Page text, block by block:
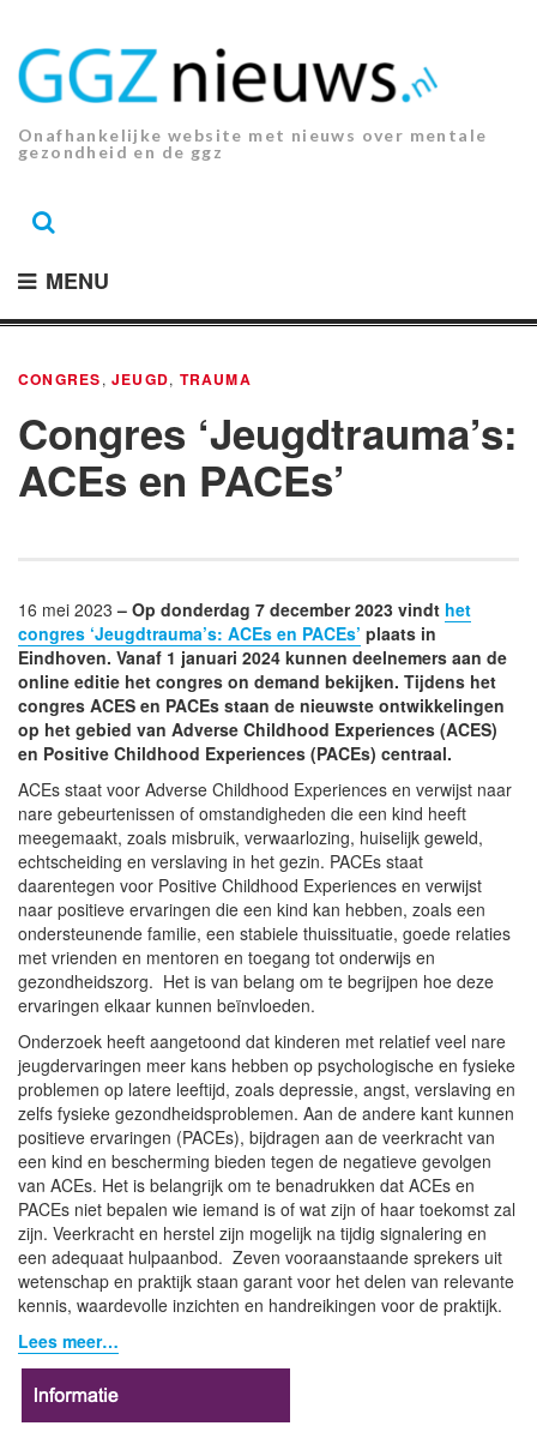
inhoud.
Onafhankelijke website met nieuws over mentale
gezondheid en de ggz
MENU
CONGRES, JEUGD, TRAUMA
Congres ‘Jeugdtrauma’s:
ACEs en PACEs’
16 mei 2023– Op donderdag 7 december 2023 vindt het
congres ‘Jeugdtrauma’s: ACEs en PACEs’ plaats in
Eindhoven. Vanaf 1 januari 2024 kunnen deelnemers aan de
online editie het congres on demand bekijken. Tijdens het
congres ACES en PACEs staan de nieuwste ontwikkelingen
op het gebied van Adverse Childhood Experiences (ACES)
en Positive Childhood Experiences (PACEs) centraal.
ACEs staat voor Adverse Childhood Experiences en verwijst naar
nare gebeurtenissen of omstandigheden die een kind heeft
meegemaakt, zoals misbruik, verwaarlozing, huiselijk geweld,
echtscheiding en verslaving in het gezin. PACEs staat
daarentegen voor Positive Childhood Experiences en verwijst
naar positieve ervaringen die een kind kan hebben, zoals een
ondersteunende familie, een stabiele thuissituatie, goede relaties
met vrienden en mentoren en toegang tot onderwijs en
gezondheidszorg. Het is van belang om te begrijpen hoe deze
ervaringen elkaar kunnen beïnvloeden.
Onderzoek heeft aangetoond dat kinderen met relatief veel nare
jeugdervaringen meer kans hebben op psychologische en fysieke
problemen op latere leeftijd, zoals depressie, angst, verslaving en
zelfs fysieke gezondheidsproblemen. Aan de andere kant kunnen
positieve ervaringen (PACEs), bijdragen aan de veerkracht van
een kind en bescherming bieden tegen de negatieve gevolgen
van ACEs. Het is belangrijk om te benadrukken dat ACEs en
PACEs niet bepalen wie iemand is of wat zijn of haar toekomst zal
zijn. Veerkracht en herstel zijn mogelijk na tijdig signalering en
een adequaat hulpaanbod. Zeven vooraanstaande sprekers uit
wetenschap en praktijk staan garant voor het delen van relevante
kennis, waardevolle inzichten en handreikingen voor de praktijk.
Lees meer…